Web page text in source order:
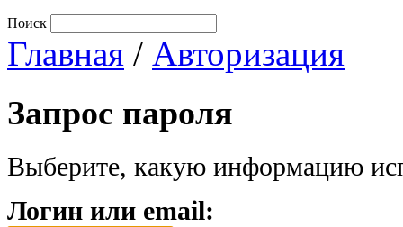
Поиск
Главная / Авторизация
Запрос пароля
Выберите, какую информацию
Логин или email: